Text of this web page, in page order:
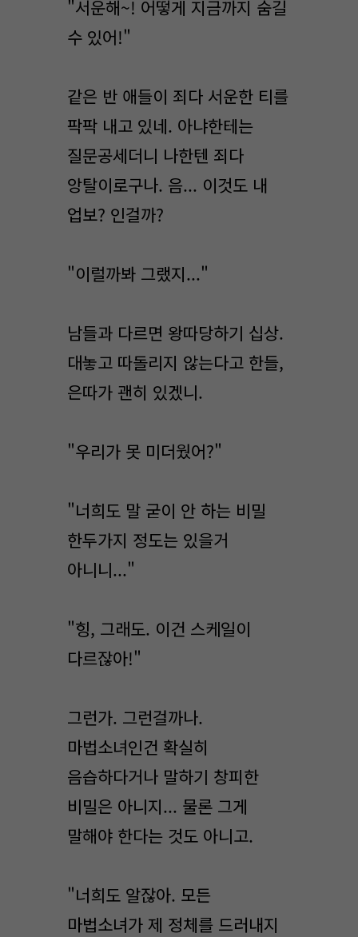
"서운해~! 어떻게 지금까지 숨길
수 있어!"
같은 반 애들이 죄다 서운한 티를
팍팍 내고 있네. 아냐한테는
질문공세더니 나한텐 죄다
앙탈이로구나. 음... 이것도 내
업보? 인걸까?
"이럴까봐 그랬지..."
남들과 다르면 왕따당하기 십상.
대놓고 따돌리지 않는다고 한들,
은따가 괜히 있겠니.
"우리가 못 미더웠어?"
"너희도 말 굳이 안 하는 비밀
한두가지 정도는 있을거
아니니..."
"힝, 그래도. 이건 스케일이
다르잖아!"
그런가. 그런걸까나.
마법소녀인건 확실히
음습하다거나 말하기 창피한
비밀은 아니지... 물론 그게
말해야 한다는 것도 아니고.
"너희도 알잖아. 모든
마법소녀가 제 정체를 드러내지